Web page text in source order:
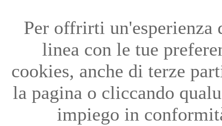
Per offrirti un'esperienza
linea con le tue
cookies, anche di terze
la pagina o cliccando
impiego in